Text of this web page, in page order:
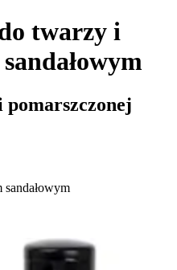
twarzy i
pomarszczonej